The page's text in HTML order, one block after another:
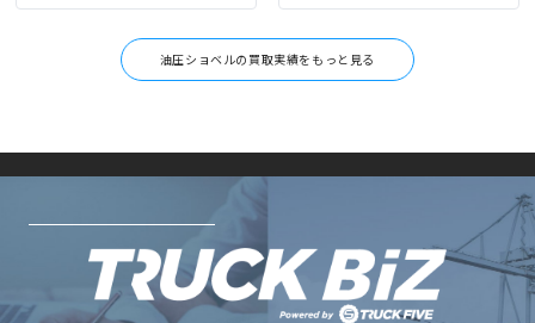
油圧ショベルの買取実績をもっと見る